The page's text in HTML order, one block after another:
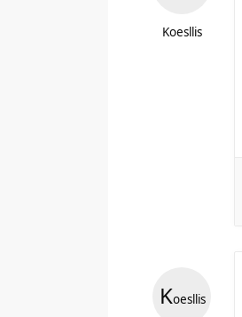
Koesllis
Koesllis